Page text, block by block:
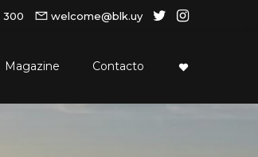
300 welcome@blk.uy
Magazine Contacto